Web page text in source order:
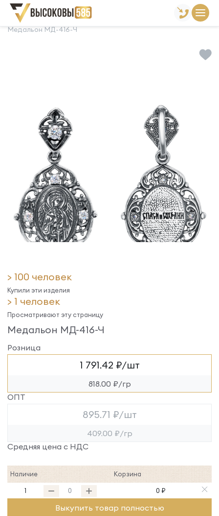
Главная Склад готовой продукции
Подвески
Медальон МД-416-Ч
> 100 человек
Купили эти изделия
> 1 человек
Просматривают эту страницу
Медальон МД-416-Ч
Розница
1 791.42 ₽/шт
818.00 ₽/гр
ОПТ
895.71 ₽/шт
409.00 ₽/гр
Средняя цена с НДС
Наличие Корзина
1 0 ₽
Выкупить товар полностью